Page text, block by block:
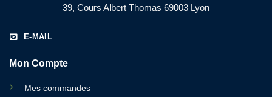
39, Cours Albert Thomas 69003 Lyon
E-MAIL
Mon Compte
Mes commandes